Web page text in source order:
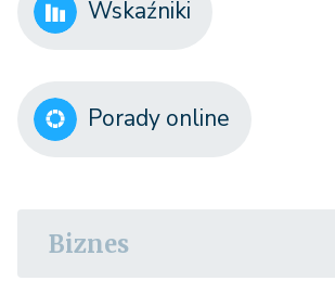
Wskaźniki
Porady online
Biznes